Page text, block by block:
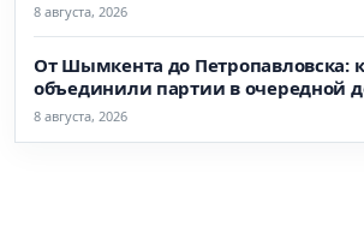
8 августа, 2026
От Шымкента до Петропавловска:
объединили партии в очередной
8 августа, 2026